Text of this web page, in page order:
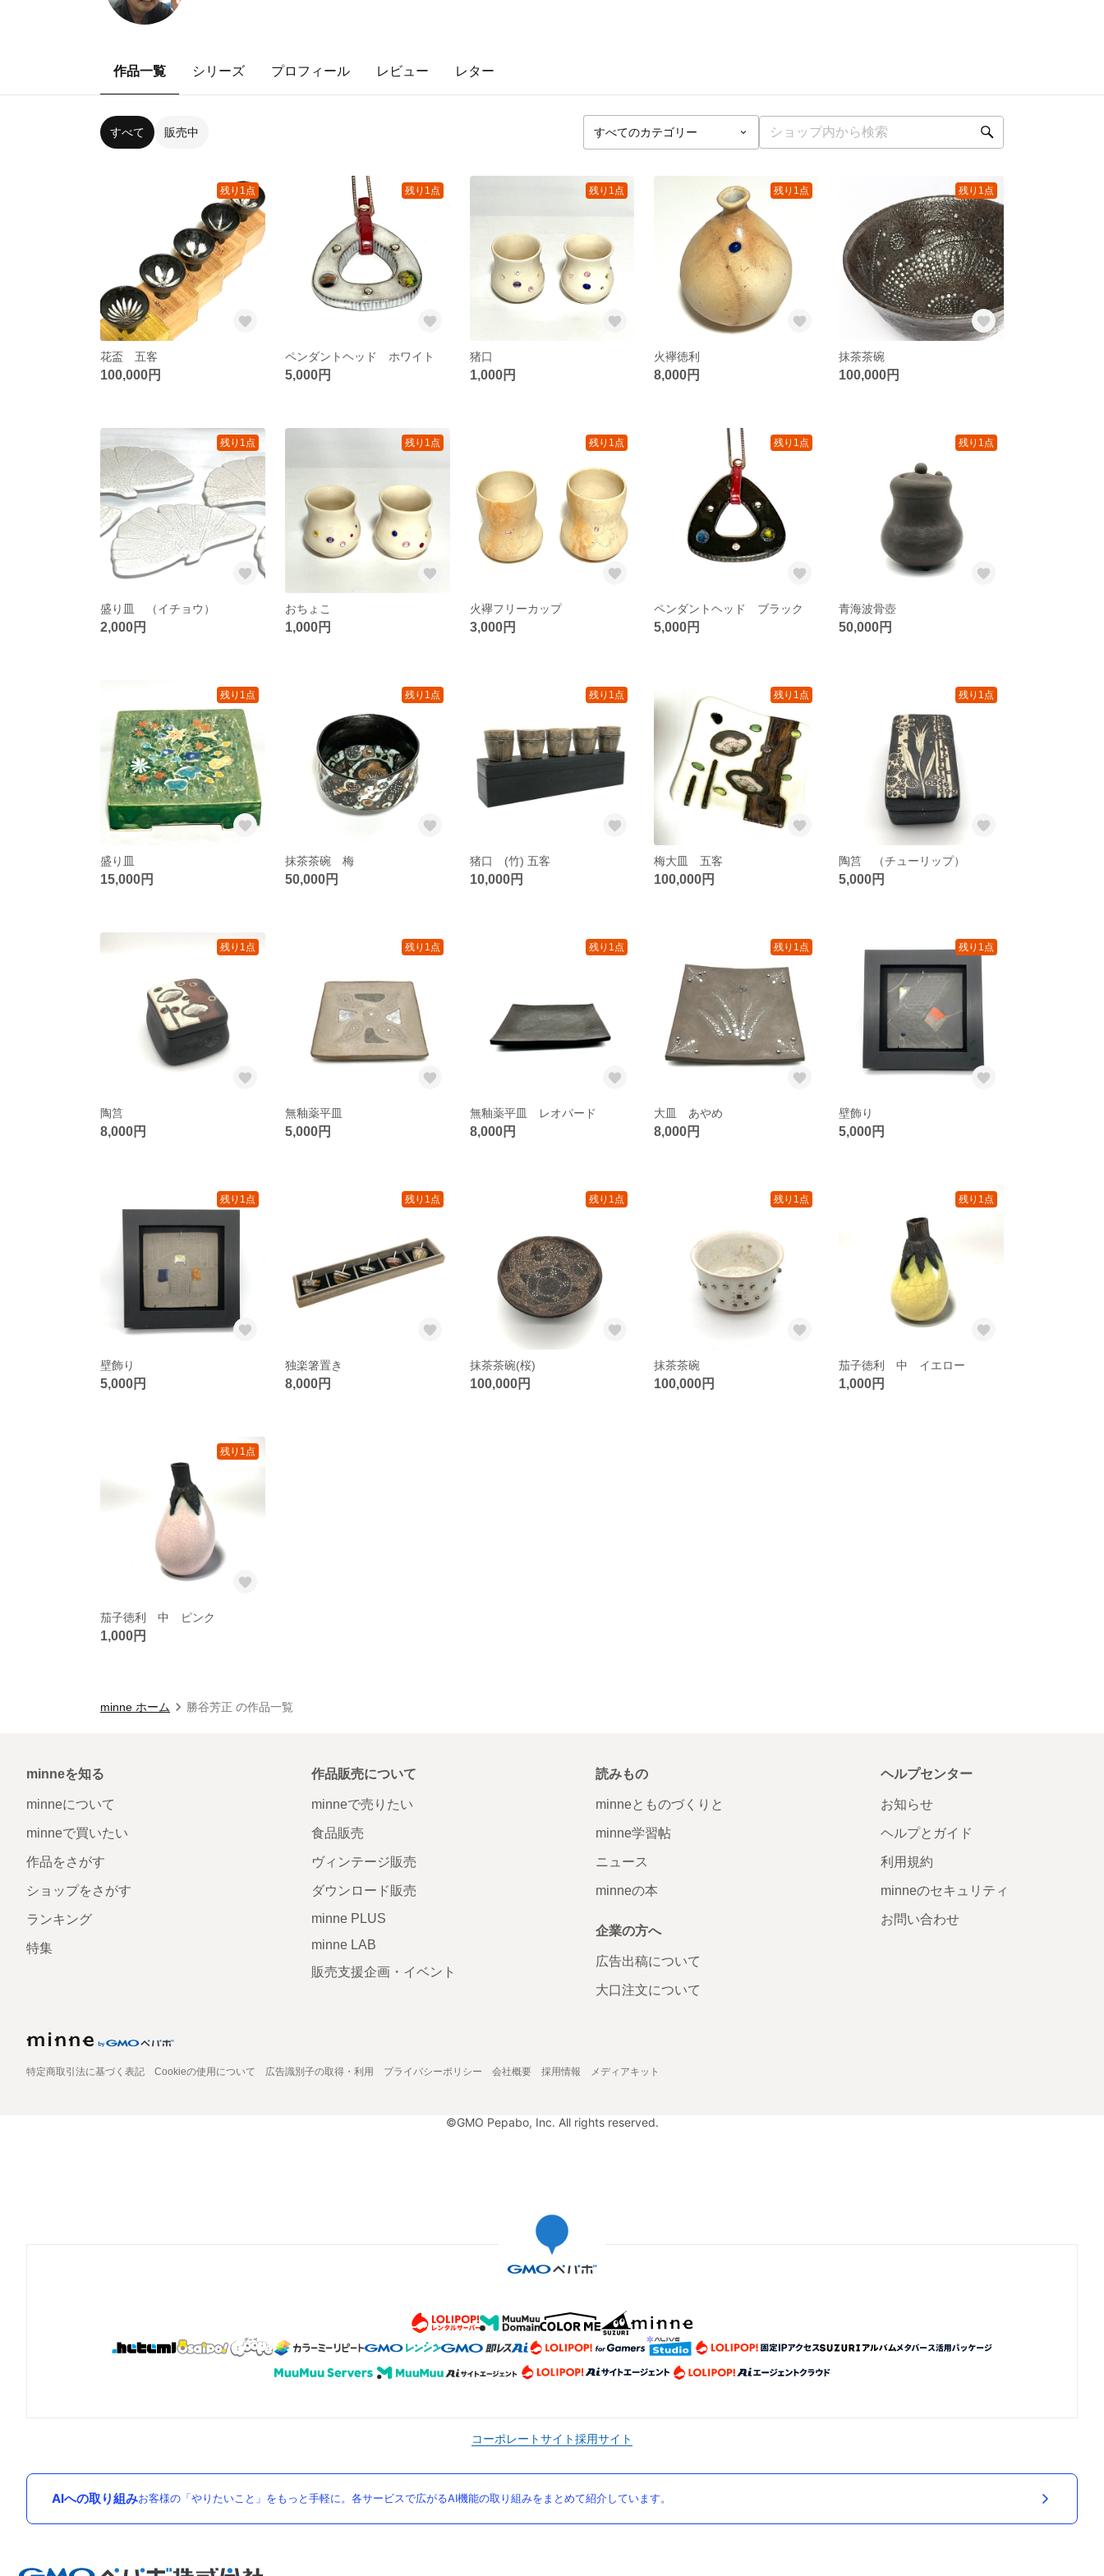
作品一覧 シリーズ プロフィール レビュー レター
すべて 販売中
残り1点
花盃 五客
100,000円
残り1点
ペンダントヘッド ホワイト
5,000円
残り1点
猪口
1,000円
残り1点
火襷徳利
8,000円
残り1点
抹茶茶碗
100,000円
残り1点
盛り皿 （イチョウ）
2,000円
残り1点
おちょこ
1,000円
残り1点
火襷フリーカップ
3,000円
残り1点
ペンダントヘッド ブラック
5,000円
残り1点
青海波骨壺
50,000円
残り1点
盛り皿
15,000円
残り1点
抹茶茶碗 梅
50,000円
残り1点
猪口 (竹) 五客
10,000円
残り1点
梅大皿 五客
100,000円
残り1点
陶筥 （チューリップ）
5,000円
残り1点
陶筥
8,000円
残り1点
無釉薬平皿
5,000円
残り1点
無釉薬平皿 レオパード
8,000円
残り1点
大皿 あやめ
8,000円
残り1点
壁飾り
5,000円
残り1点
壁飾り
5,000円
残り1点
独楽箸置き
8,000円
残り1点
抹茶茶碗(桜)
100,000円
残り1点
抹茶茶碗
100,000円
残り1点
茄子徳利 中 イエロー
1,000円
残り1点
茄子徳利 中 ピンク
1,000円
minne ホーム 勝谷芳正 の作品一覧
minneを知る
minneについて
minneで買いたい
作品をさがす
ショップをさがす
ランキング
特集
作品販売について
minneで売りたい
食品販売
ヴィンテージ販売
ダウンロード販売
minne PLUS
minne LAB
販売支援企画・イベント
読みもの
minneとものづくりと
minne学習帖
ニュース
minneの本
企業の方へ
広告出稿について
大口注文について
ヘルプセンター
お知らせ
ヘルプとガイド
利用規約
minneのセキュリティ
お問い合わせ
特定商取引法に基づく表記 Cookieの使用について 広告識別子の取得・利用 プライバシーポリシー 会社概要 採用情報 メディアキット
©GMO Pepabo, Inc. All rights reserved.
コーポレートサイト採用サイト
AIへの取り組みお客様の「やりたいこと」をもっと手軽に。各サービスで広がるAI機能の取り組みをまとめて紹介しています。